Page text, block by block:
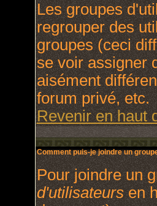
Les groupes
regrouper des
groupes (ceci
se voir assigner
aisément
forum privé, etc.
Revenir en haut
Comment puis-je joindre un
Pour joindre un
d'utilisateursen